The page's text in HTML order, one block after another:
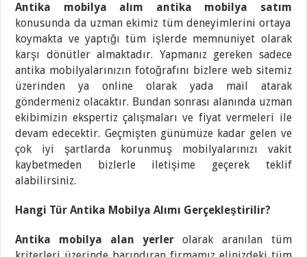
Antika mobilya alım antika mobilya
satım
konusunda da uzman ekimiz tüm deneyimlerini ortaya
koymakta ve yaptığı tüm işlerde memnuniyet olarak
karşı dönütler almaktadır. Yapmanız gereken sadece
antika mobilyalarınızın fotoğrafını bizlere web sitemiz
üzerinden ya online olarak yada mail atarak
göndermeniz olacaktır. Bundan sonrası alanında uzman
ekibimizin ekspertiz çalışmaları ve fiyat vermeleri ile
devam edecektir. Geçmişten günümüze kadar gelen ve
çok iyi şartlarda korunmuş mobilyalarınızı vakit
kaybetmeden bizlerle iletişime geçerek teklif
alabilirsiniz.
Hangi Tür Antika Mobilya Alımı Gerçekleştirilir?
Antika mobilya alan yerlerolarak aranılan tüm